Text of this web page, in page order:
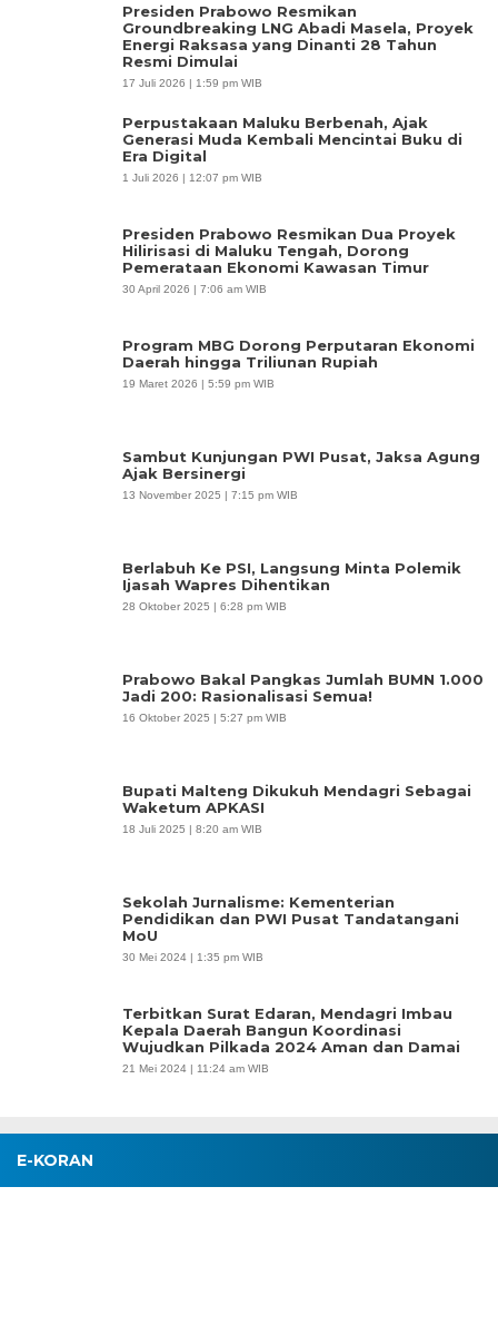
Presiden Prabowo Resmikan
Groundbreaking LNG Abadi Masela, Proyek
Energi Raksasa yang Dinanti 28 Tahun
Resmi Dimulai
17 Juli 2026 | 1:59 pm WIB
Perpustakaan Maluku Berbenah, Ajak
Generasi Muda Kembali Mencintai Buku di
Era Digital
1 Juli 2026 | 12:07 pm WIB
Presiden Prabowo Resmikan Dua Proyek
Hilirisasi di Maluku Tengah, Dorong
Pemerataan Ekonomi Kawasan Timur
30 April 2026 | 7:06 am WIB
Program MBG Dorong Perputaran Ekonomi
Daerah hingga Triliunan Rupiah
19 Maret 2026 | 5:59 pm WIB
Sambut Kunjungan PWI Pusat, Jaksa Agung
Ajak Bersinergi
13 November 2025 | 7:15 pm WIB
Berlabuh Ke PSI, Langsung Minta Polemik
Ijasah Wapres Dihentikan
28 Oktober 2025 | 6:28 pm WIB
Prabowo Bakal Pangkas Jumlah BUMN 1.000
Jadi 200: Rasionalisasi Semua!
16 Oktober 2025 | 5:27 pm WIB
Bupati Malteng Dikukuh Mendagri Sebagai
Waketum APKASI
18 Juli 2025 | 8:20 am WIB
Sekolah Jurnalisme: Kementerian
Pendidikan dan PWI Pusat Tandatangani
MoU
30 Mei 2024 | 1:35 pm WIB
Terbitkan Surat Edaran, Mendagri Imbau
Kepala Daerah Bangun Koordinasi
Wujudkan Pilkada 2024 Aman dan Damai
21 Mei 2024 | 11:24 am WIB
E-KORAN